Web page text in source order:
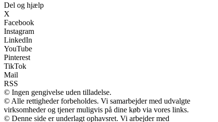
Del og hjælp
X
Facebook
Instagram
LinkedIn
YouTube
Pinterest
TikTok
Mail
RSS
© Ingen gengivelse uden tilladelse.
© Alle rettigheder forbeholdes. Vi samarbejder med udvalgte
virksomheder og tjener muligvis på dine køb via vores links.
© Denne side er underlagt ophavsret. Vi arbejder med